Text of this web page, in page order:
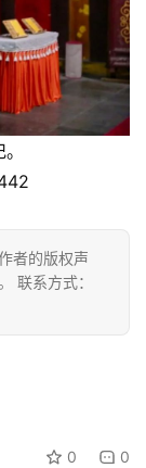
者的版权声
联系方式：
0 0